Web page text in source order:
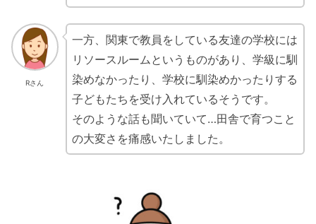
Rさん
一方、関東で教員をしている友達の学校には
リソースルームというものがあり、学級に馴
染めなかったり、学校に馴染めかったりする
子どもたちを受け入れているそうです。
そのような話も聞いていて…田舎で育つこと
の大変さを痛感いたしました。